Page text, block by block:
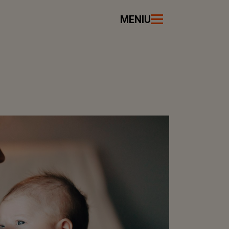
MENIU